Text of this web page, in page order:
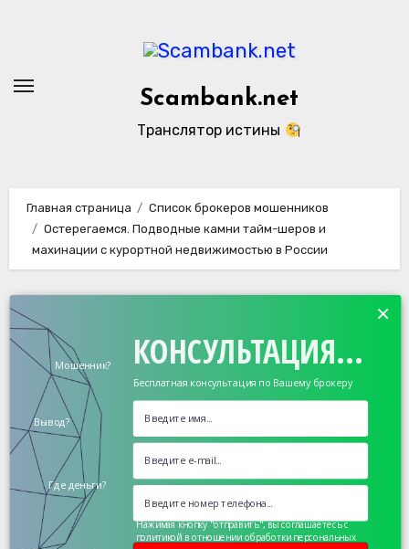
Scambank.net
Транслятор истины
Главная страница
Список брокеров мошенников
Остерегаемся. Подводные камни тайм-шеров и
махинации с курортной недвижимостью в России
КОНСУЛЬТАЦИЯ...
Бесплатная консультация по Вашему брокеру
Мошенник?
Вывод?
Где деньги?
×
Нажимая кнопку "отправить", вы соглашаетесь с
политикой в отношении обработки персональных